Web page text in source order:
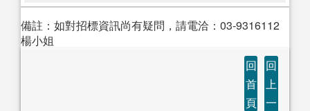
備註：如對招標資訊尚有疑問，請電洽：03-9316112
楊小姐
回
首
頁
回
上
一